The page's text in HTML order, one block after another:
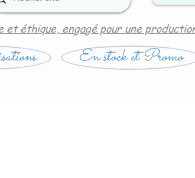
éthique, engagé pour une
En stock et Promo